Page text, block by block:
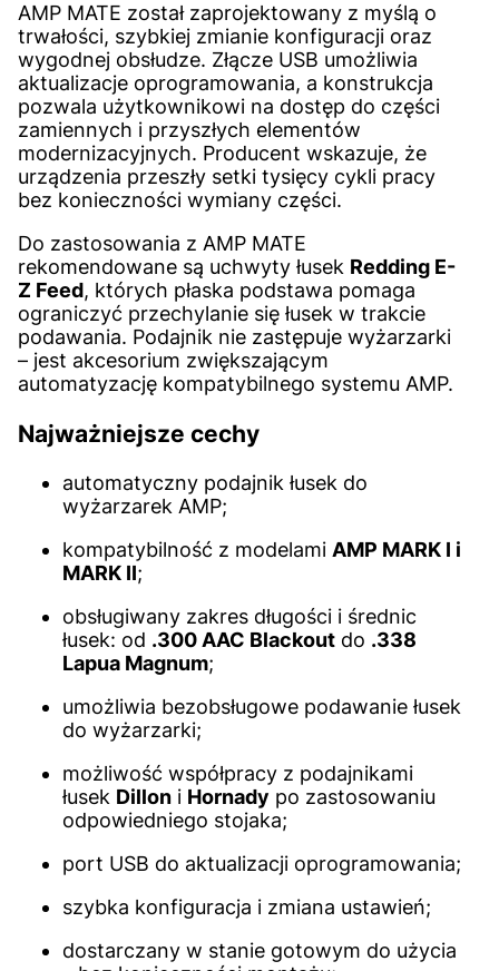
AMP MATE został zaprojektowany z myślą o
trwałości, szybkiej zmianie konfiguracji oraz
wygodnej obsłudze. Złącze USB umożliwia
aktualizacje oprogramowania, a konstrukcja
pozwala użytkownikowi na dostęp do części
zamiennych i przyszłych elementów
modernizacyjnych. Producent wskazuje, że
urządzenia przeszły setki tysięcy cykli pracy
bez konieczności wymiany części.
Do zastosowania z AMP MATE
rekomendowane są uchwyty łusek Redding E-
Z Feed, których płaska podstawa pomaga
ograniczyć przechylanie się łusek w trakcie
podawania. Podajnik nie zastępuje wyżarzarki
– jest akcesorium zwiększającym
automatyzację kompatybilnego systemu AMP.
Najważniejsze cechy
automatyczny podajnik łusek do
wyżarzarek AMP;
kompatybilność z modelami AMP MARK I i
MARK II;
obsługiwany zakres długości i średnic
łusek: od .300 AAC Blackout do .338
Lapua Magnum;
umożliwia bezobsługowe podawanie łusek
do wyżarzarki;
możliwość współpracy z podajnikami
łusek Dillon i Hornady po zastosowaniu
odpowiedniego stojaka;
port USB do aktualizacji oprogramowania;
szybka konfiguracja i zmiana ustawień;
dostarczany w stanie gotowym do użycia